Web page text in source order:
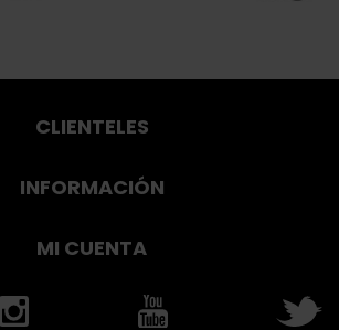
CLIENTELES
INFORMACIÓN
MI CUENTA